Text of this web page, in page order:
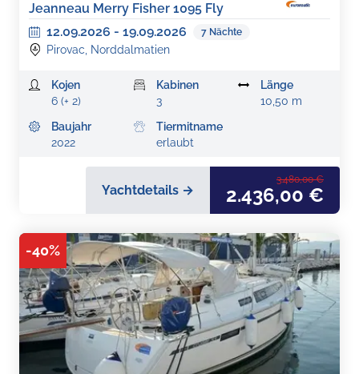
Jeanneau Merry Fisher 1095 Fly
12.09.2026 - 19.09.2026 7 Nächte
Pirovac, Norddalmatien
Kojen
6 (+ 2)
Kabinen
3
Länge
10,50 m
Baujahr
2022
Tiermitname
erlaubt
Yachtdetails →
3.480,00 €
2.436,00 €
-40%